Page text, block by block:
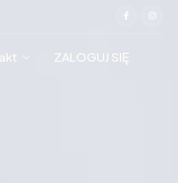
ZALOGUJ SIĘ